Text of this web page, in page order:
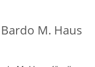
M. Haus